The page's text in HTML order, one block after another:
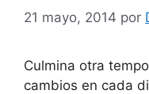
21 mayo, 2014 por
Culmina otra
cambios en cada